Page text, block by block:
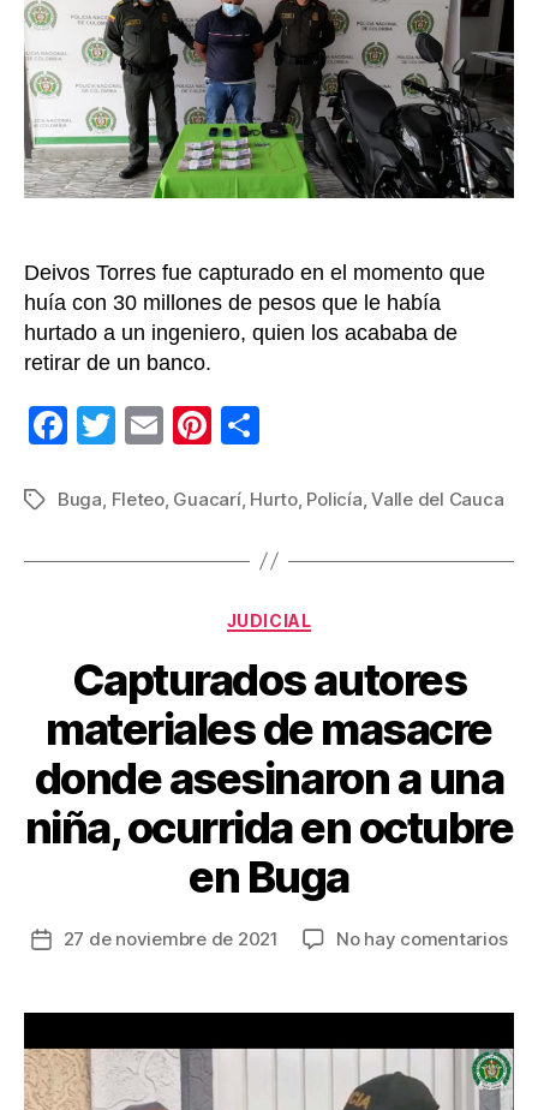
que
se
la
de
Deivos Torres fue capturado en el momento que
huía con 30 millones de pesos que le había
hurtado a un ingeniero, quien los acababa de
retirar de un banco.
F
c
o
k
T
tt
E
ail
Pi
er m
p
ar
tir
Etiquetas
Buga Fleteo, Guacarí, Hurto, Policía ,Valle del Cauca
Categorías
JUDICIAL
Capturados autores
materiales de masacre
donde asesinaron a una
niña, ocurrida en octubre
en Buga
Fecha
entrada
27 de noviembre de 2021 No hay comentariosen
de